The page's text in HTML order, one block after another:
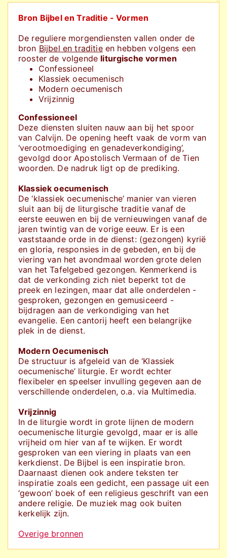
Bron Bijbel en Traditie - Vormen
De reguliere morgendiensten vallen onder de
bron Bijbel en traditieen hebben volgens een
rooster de volgende liturgische vormen
Confessioneel
Klassiek oecumenisch
Modern oecumenisch
Vrijzinnig
Confessioneel
Deze diensten sluiten nauw aan bij het spoor
van Calvijn. De opening heeft vaak de vorm van
‘verootmoediging en genadeverkondiging’,
gevolgd door Apostolisch Vermaan of de Tien
woorden. De nadruk ligt op de prediking.
Klassiek oecumenisch
De ‘klassiek oecumenische’ manier van vieren
sluit aan bij de liturgische traditie vanaf de
eerste eeuwen en bij de vernieuwingen vanaf de
jaren twintig van de vorige eeuw. Er is een
vaststaande orde in de dienst: (gezongen) kyrië
en gloria, responsies in de gebeden, en bij de
viering van het avondmaal worden grote delen
van het Tafelgebed gezongen. Kenmerkend is
dat de verkonding zich niet beperkt tot de
preek en lezingen, maar dat alle onderdelen -
gesproken, gezongen en gemusiceerd -
bijdragen aan de verkondiging van het
evangelie. Een cantorij heeft een belangrijke
plek in de dienst.
Modern Oecumenisch
De structuur is afgeleid van de ‘Klassiek
oecumenische’ liturgie. Er wordt echter
flexibeler en speelser invulling gegeven aan de
verschillende onderdelen, o.a. via Multimedia.
Vrijzinnig
In de liturgie wordt in grote lijnen de modern
oecumenische liturgie gevolgd, maar er is alle
vrijheid om hier van af te wijken. Er wordt
gesproken van een viering in plaats van een
kerkdienst. De Bijbel is een inspiratie bron.
Daarnaast dienen ook andere teksten ter
inspiratie zoals een gedicht, een passage uit een
‘gewoon’ boek of een religieus geschrift van een
andere religie. De muziek mag ook buiten
kerkelijk zijn.
Overige bronnen